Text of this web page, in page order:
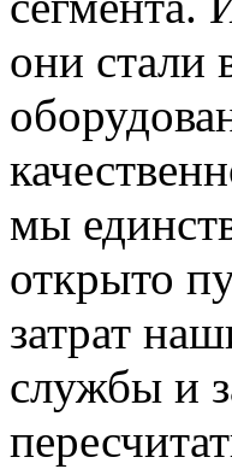
они стали
мы
открыто
затрат
службы и